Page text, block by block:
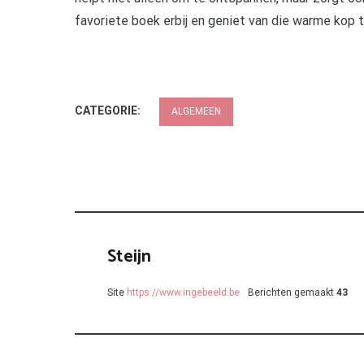
favoriete boek erbij en geniet van die warme kop
CATEGORIE: ALGEMEEN
Steijn
Site https://www.ingebeeld.be Berichten gemaakt 43